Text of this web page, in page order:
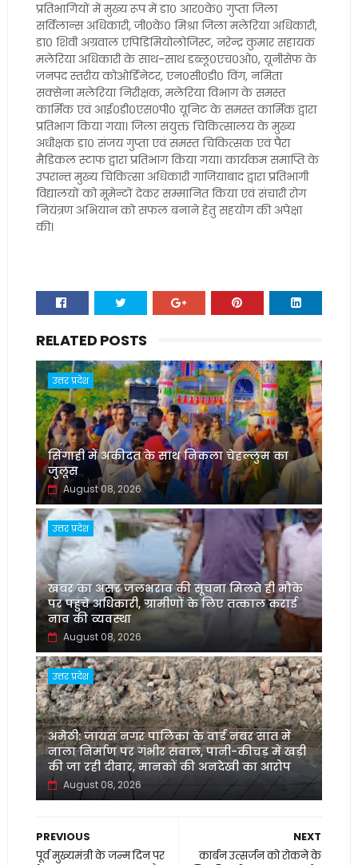
प्रतिभागियों में मुख्य रूप में डा० आर०के० गुप्ता जिला
सर्विलान्स अधिकारी, जी०के० मिश्रा जिला मलेरिया अधिकारी,
डा० शिवी अग्रवाल एपिडिमियोलोजिस्ट, नरेन्द्र कुमार सहायक
मलेरिया अधिकारी के साथ-साथ डब्लू०एच०ओ०, यूनीसेफ के
जनपद स्तरीय कोओर्डिनेटर, एन०सी०डी० विंग, नमिता
सक्सेना मलेरिया निरीक्षक, मलेरिया विभाग के समस्त
कार्मिक एवं आई०डी०एस०पी० यूनिट के समस्त कार्मिक द्वारा
प्रतिभाग किया गया। जिला संयुक्त चिकित्सालय के मुख्य
अधीक्षक डा० संजय गुप्ता एवं समस्त चिकित्सक एवं पैरा
मैडिकल स्टाफ द्वारा प्रतिभाग किया गया। कार्यकम समाप्ति के
उपरान्त मुख्य चिकित्सा अधिकारी गाजियाबाद द्वारा प्रतिभागी
विद्यालयों को मूमेन्टों देकर सम्मानित किया एवं संचारी रोग
नियंत्रण अभियान को सफल बनाने हेतु सहयोग की अपेक्षा
की।
RELATED POSTS
उत्तर प्रदेश
सिंगाही में अकीदत के साथ निकला चेहल्लुम का
जुलूस
August 08, 2026
उत्तर प्रदेश
खबर का असर जलभराव की सूचना मिलते ही मौके
पर पहुंचे अधिकारी, ग्रामीणों के लिए तत्काल कराई
नाव की व्यवस्था
August 08, 2026
उत्तर प्रदेश
अमेठी: जायस नगर पालिका के वार्ड नंबर सात में
नाला निर्माण पर गंभीर सवाल, पानी-कीचड़ में खड़ी
की जा रही दीवार, मानकों की अनदेखी का आरोप
August 08, 2026
NEXT
कार्बन उत्सर्जन को रोकने के
PREVIOUS
पूर्व मुख्यमंत्री के जन्म दिन पर